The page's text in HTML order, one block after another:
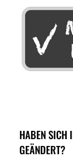
HABEN SICH
GEÄNDERT?